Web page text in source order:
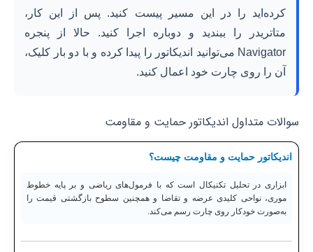
کرده‌اید را در این مسیر پیست کنید. پس از این کار،
متاتریدر را ببندید و دوباره اجرا کنید. حالا از پنجره
Navigator می‌توانید اندیکاتور را پیدا کرده و با دو بار کلیک،
آن را روی چارت خود اعمال کنید.
سوالات متداول اندیکاتور حمایت و مقاومت
اندیکاتور حمایت و مقاومت چیست؟
ابزاری در تحلیل تکنیکال است که با فرمول‌های ریاضی و بر پایه خطوط
موری، نواحی کلیدی عرضه و تقاضا و همچنین سطوح بازگشتی قیمت را
به‌صورت خودکار روی چارت رسم می‌کند.